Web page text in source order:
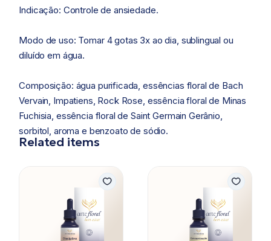
Indicação: Controle de ansiedade.
Modo de uso: Tomar 4 gotas 3x ao dia, sublingual ou
diluído em água.
Composição: água purificada, essências floral de Bach
Vervain, Impatiens, Rock Rose, essência floral de Minas
Fuchisia, essência floral de Saint Germain Gerânio,
sorbitol, aroma e benzoato de sódio.
Related items